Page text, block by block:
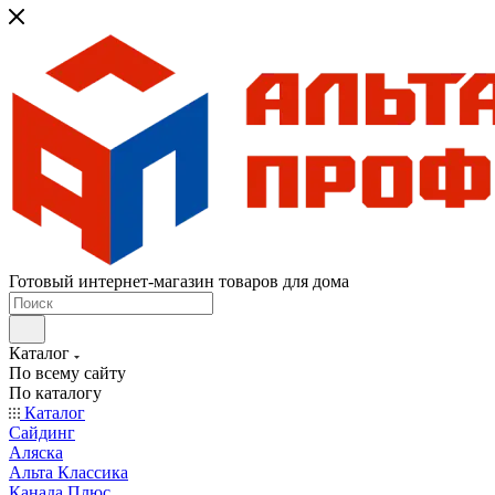
Готовый интернет-магазин товаров для дома
Каталог
По всему сайту
По каталогу
Каталог
Сайдинг
Аляска
Альта Классика